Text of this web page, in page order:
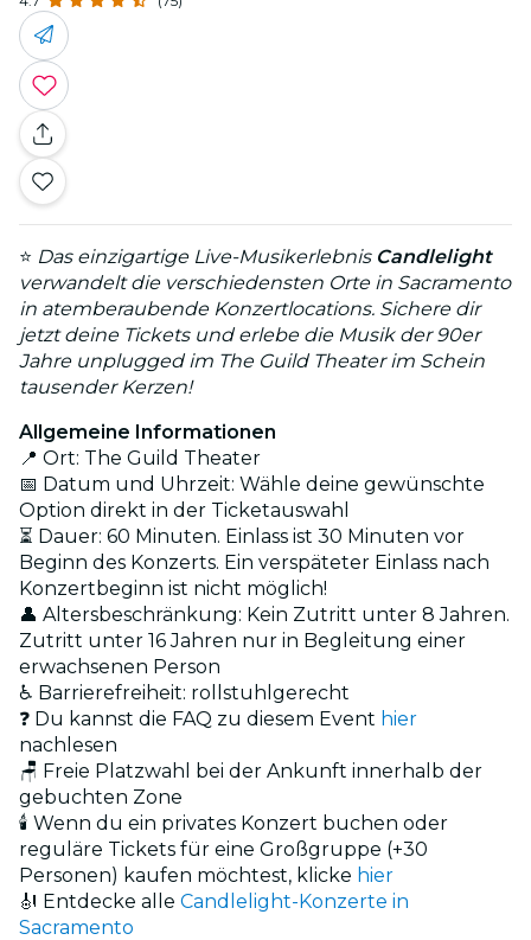
⭐ Das einzigartige Live-Musikerlebnis Candlelight
verwandelt die verschiedensten Orte in Sacramento
in atemberaubende Konzertlocations. Sichere dir
jetzt deine Tickets und erlebe die Musik der 90er
Jahre unplugged im The Guild Theater im Schein
tausender Kerzen!
Allgemeine Informationen
📍 Ort: The Guild Theater
📅 Datum und Uhrzeit: Wähle deine gewünschte
Option direkt in der Ticketauswahl
⏳ Dauer: 60 Minuten. Einlass ist 30 Minuten vor
Beginn des Konzerts. Ein verspäteter Einlass nach
Konzertbeginn ist nicht möglich!
👤 Altersbeschränkung: Kein Zutritt unter 8 Jahren.
Zutritt unter 16 Jahren nur in Begleitung einer
erwachsenen Person
♿ Barrierefreiheit: rollstuhlgerecht
❓ Du kannst die FAQ zu diesem Event hier
nachlesen
🪑 Freie Platzwahl bei der Ankunft innerhalb der
gebuchten Zone
🕯️ Wenn du ein privates Konzert buchen oder
reguläre Tickets für eine Großgruppe (+30
Personen) kaufen möchtest, klicke hier
🎻 Entdecke alle Candlelight-Konzerte in
Sacramento